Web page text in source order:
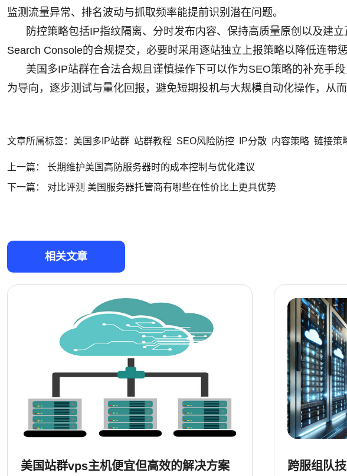
监测流量异常、排名波动与抓取频率能提前识别潜在问题。
防控策略包括IP指纹隔离、分时发布内容、保持高质量原创以及建
Search Console的合规提交，必要时采用逐站独立上报策略以降低连带惩
美国多IP站群在合法合规且谨慎操作下可以作为SEO策略的补充手
为导向，逐步测试与量化回报，避免短期投机与大规模自动化操作，从
文章所属标签： 美国多IP站群 站群教程 SEO风险防控 IP分散 内容策略 链接策
上一篇：
长期维护美国高防服务器时的成本控制与优化建议
下一篇：
对比评测 美国服务器托管商有哪些在性价比上更具优势
相关文章
美国站群vps主机便宜但高效的解决方案
跨服组队